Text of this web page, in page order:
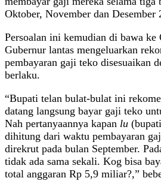
Oktober, November dan Desember
Persoalan ini kemudian di bawa ke
Gubernur lantas mengeluarkan
pembayaran gaji teko disesuaikan
berlaku.
“Bupati telan bulat-bulat ini
datang langsung bayar gaji teko
Nah pertanyaannya kapan lu
dihitung dari waktu pembayaran
direkrut pada bulan September.
tidak ada sama sekali. Kog bisa
total anggaran Rp 5,9 miliar?,”